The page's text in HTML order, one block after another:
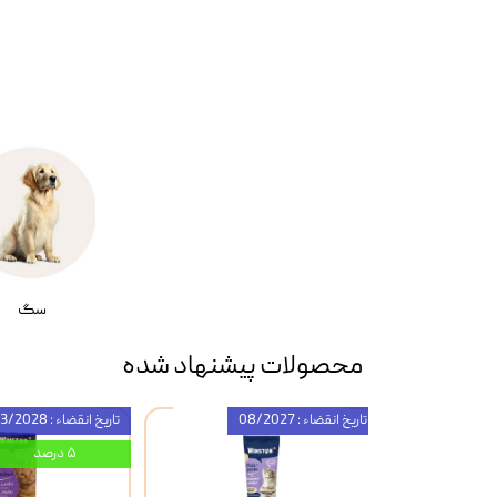
سگ
محصولات پیشنهاد شده
تاریخ انقضاء : 03/2028
۵ درصد
تاریخ انقضاء : 08/2027